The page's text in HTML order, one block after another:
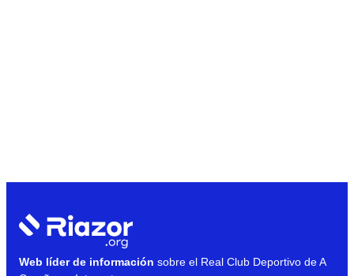
Web líder de información sobre el Real Club Deportivo de A